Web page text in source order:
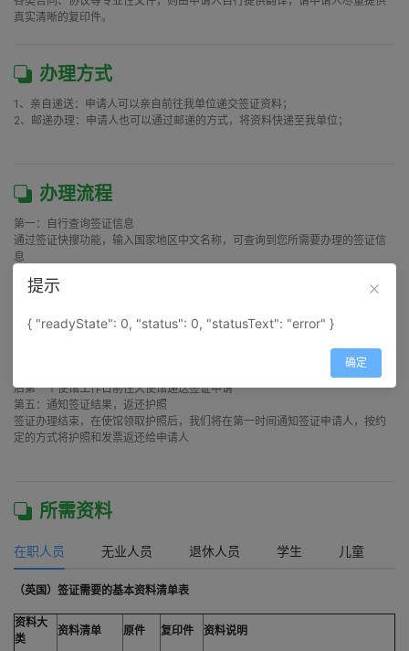
真实清晰的复印件。
办理方式
1、亲自递送：申请人可以亲自前往我单位递交签证资料；
2、邮递办理：申请人也可以通过邮递的方式，将资料快递至我单位；
办理流程
第一：自行查询签证信息
通过签证快搜功能，输入国家地区中文名称，可查询到您所需要办理的签证信
息
与签证客服沟通，了解需要办理签证的最新信息，如近期签证资料是否有变
第三：签证资料/签证费用/签证协议
收到签证资料和签证费用后，当日整理和审核签证材料，并安排外勤人员在之
后第一个使馆工作日前往大使馆递送签证申请
第五：通知签证结果，返还护照
签证办理结束，在使馆领取护照后，我们将在第一时间通知签证申请人，按约
定的方式将护照和发票返还给申请人
所需资料
在职人员 无业人员 退休人员 学生 儿童
（英国）签证需要的基本资料清单表
资料大
类
资料清单 原件 复印件 资料说明
提示
{ "readyState": 0, "status": 0, "statusText": "error" }
确定